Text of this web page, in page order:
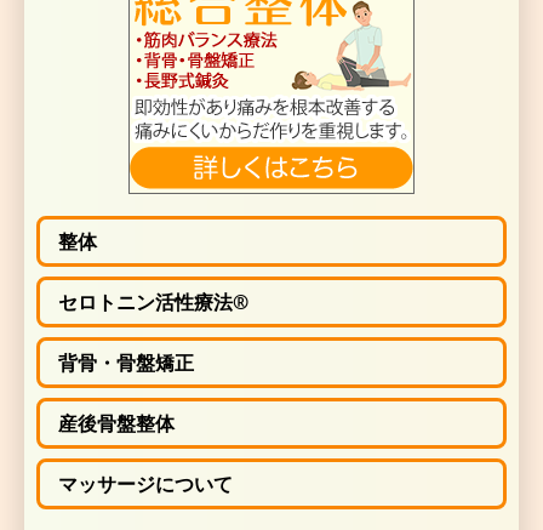
ゆるゆる揺らしながら、硬くなった筋肉や靭帯をじっ
ゆくので、気持ちの良い、 緩やかな治療です。交通事
者の方でも安心して治療をお受けいただけます
人の体は何層にも重なる、多重の膜構造になってい
この膜構造は人生を通して、交通事故、転落、転倒、
害、外傷、手術、やけど、繰り返しの動作、悪い姿勢
栄養の偏り、睡眠不足、妊娠・肥満での体形変化など
してゆきます。
整体
セロトニン活性療法®
背骨・骨盤矯正
産後骨盤整体
マッサージについて